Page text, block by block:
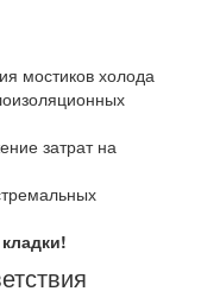
мостиков холода
затрат на